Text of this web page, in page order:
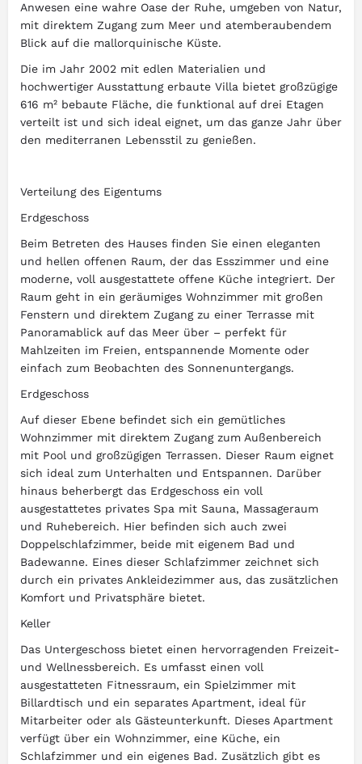
Anwesen eine wahre Oase der Ruhe, umgeben von Natur,
mit direktem Zugang zum Meer und atemberaubendem
Blick auf die mallorquinische Küste.
Die im Jahr 2002 mit edlen Materialien und
hochwertiger Ausstattung erbaute Villa bietet großzügige
616 m² bebaute Fläche, die funktional auf drei Etagen
verteilt ist und sich ideal eignet, um das ganze Jahr über
den mediterranen Lebensstil zu genießen.
Verteilung des Eigentums
Erdgeschoss
Beim Betreten des Hauses finden Sie einen eleganten
und hellen offenen Raum, der das Esszimmer und eine
moderne, voll ausgestattete offene Küche integriert. Der
Raum geht in ein geräumiges Wohnzimmer mit großen
Fenstern und direktem Zugang zu einer Terrasse mit
Panoramablick auf das Meer über – perfekt für
Mahlzeiten im Freien, entspannende Momente oder
einfach zum Beobachten des Sonnenuntergangs.
Erdgeschoss
Auf dieser Ebene befindet sich ein gemütliches
Wohnzimmer mit direktem Zugang zum Außenbereich
mit Pool und großzügigen Terrassen. Dieser Raum eignet
sich ideal zum Unterhalten und Entspannen. Darüber
hinaus beherbergt das Erdgeschoss ein voll
ausgestattetes privates Spa mit Sauna, Massageraum
und Ruhebereich. Hier befinden sich auch zwei
Doppelschlafzimmer, beide mit eigenem Bad und
Badewanne. Eines dieser Schlafzimmer zeichnet sich
durch ein privates Ankleidezimmer aus, das zusätzlichen
Komfort und Privatsphäre bietet.
Keller
Das Untergeschoss bietet einen hervorragenden Freizeit-
und Wellnessbereich. Es umfasst einen voll
ausgestatteten Fitnessraum, ein Spielzimmer mit
Billardtisch und ein separates Apartment, ideal für
Mitarbeiter oder als Gästeunterkunft. Dieses Apartment
verfügt über ein Wohnzimmer, eine Küche, ein
Schlafzimmer und ein eigenes Bad. Zusätzlich gibt es